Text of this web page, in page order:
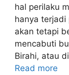
hal perilaku
hanya terjadi
akan tetapi
mencabuti
Birahi, atau
Read more